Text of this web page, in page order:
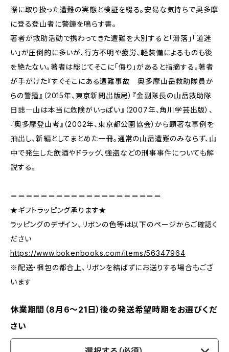
際に取り扱った遭難の実態と検証を綴る。安易な気持ちで奥多摩
に登る登山者に警鐘を鳴らす書。
著者が救助活動で携わってきた遭難を大別すると「滑落」「道迷
い」が圧倒的に多いが、行方不明や疲労、軽装備によるものも後
を絶たない。著者は総じてそこに「侮り」があると指摘する。著者
が手がけた『すぐそこにある遭難事故 奥多摩山岳救助隊員か
らの警鐘』（2015年、東京新聞出版局）『金副隊長の山岳救助隊
日誌―山は本当に危険がいっぱい』（2007年、角川学芸出版）、
『奥多摩登山考』（2002年、東京都公園協会）から顕著な事例を
抽出し、新編としてまとめた一冊。通常の山岳遭難のみならず、山
中で発生した飲酒やドラッグ、強盗などの刑事事件についても解
説する。
＝＝＝＝＝＝＝＝＝＝＝＝＝＝＝＝＝＝＝＝
★ギフトラッピング承ります★
ラッピングのデザイン、リボンの色等は以下のページからご確認く
ださい
https://www.bokenbooks.com/items/56347964
※配送・梱包の都合上、リボンを結ばずにお送りする場合もござ
います
休業期間（8月6〜21日）後の発送希望時期をお選びくだ
さい